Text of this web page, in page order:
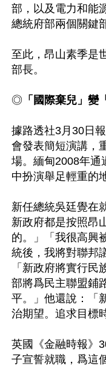
部，以及電力和能
總統府部兩個關鍵
至此，昂山素季是
部長。
◎ 「國際棄兒」變
據路透社3月30日
會發表簡短演講，
場。緬甸2008年通
中扮演舉足輕重的
新任總統吳廷覺在
新政府都是按照昂
的。」「我很高興
統後，我將對聯邦
「新政府將實行
部將爲民主聯盟鋪
平。」他還說：「
治期望。追求目標
英國《金融時報》
子宣誓就職，爲這